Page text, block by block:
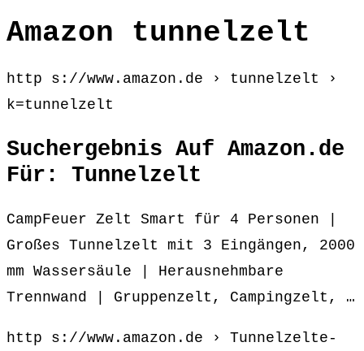
Amazon tunnelzelt
http s://www.amazon.de › tunnelzelt ›
k=tunnelzelt
Suchergebnis Auf Amazon.de
Für: Tunnelzelt
CampFeuer Zelt Smart für 4 Personen |
Großes Tunnelzelt mit 3 Eingängen, 2000
mm Wassersäule | Herausnehmbare
Trennwand | Gruppenzelt, Campingzelt, …
http s://www.amazon.de › Tunnelzelte-